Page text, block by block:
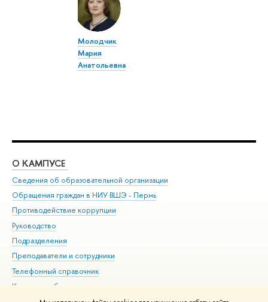
Молодчик
Мария
Анатольевна
О КАМПУСЕ
Сведения об образовательной организации
Обращения граждан в НИУ ВШЭ - Пермь
Противодействие коррупции
Руководство
Подразделения
Преподаватели и сотрудники
Телефонный справочник
Корпуса и общежития